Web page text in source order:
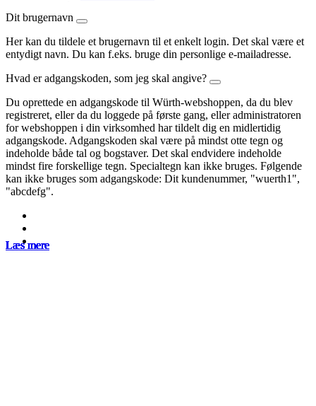
Læs mere
Læs mere
Læs mere
Læs mere
Læs mere
Læs mere
Læs mere
Læs mere
Læs mere
Læs mere
Læs mere
Læs mere
Dit brugernavn
Her kan du tildele et brugernavn til et enkelt login. Det skal være et
entydigt navn. Du kan f.eks. bruge din personlige e-mailadresse.
Hvad er adgangskoden, som jeg skal angive?
Du oprettede en adgangskode til Würth-webshoppen, da du blev
registreret, eller da du loggede på første gang, eller administratoren
for webshoppen i din virksomhed har tildelt dig en midlertidig
adgangskode. Adgangskoden skal være på mindst otte tegn og
indeholde både tal og bogstaver. Det skal endvidere indeholde
mindst fire forskellige tegn. Specialtegn kan ikke bruges. Følgende
kan ikke bruges som adgangskode: Dit kundenummer, "wuerth1",
"abcdefg".